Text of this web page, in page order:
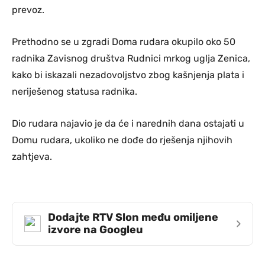
prevoz.
Prethodno se u zgradi Doma rudara okupilo oko 50
radnika Zavisnog društva Rudnici mrkog uglja Zenica,
kako bi iskazali nezadovoljstvo zbog kašnjenja plata i
neriješenog statusa radnika.
Dio rudara najavio je da će i narednih dana ostajati u
Domu rudara, ukoliko ne dođe do rješenja njihovih
zahtjeva.
Dodajte RTV Slon među omiljene
izvore na Googleu
›